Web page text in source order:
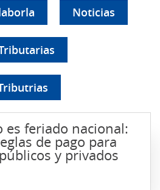
Noticias
es feriado nacional:
de pago para
y privados